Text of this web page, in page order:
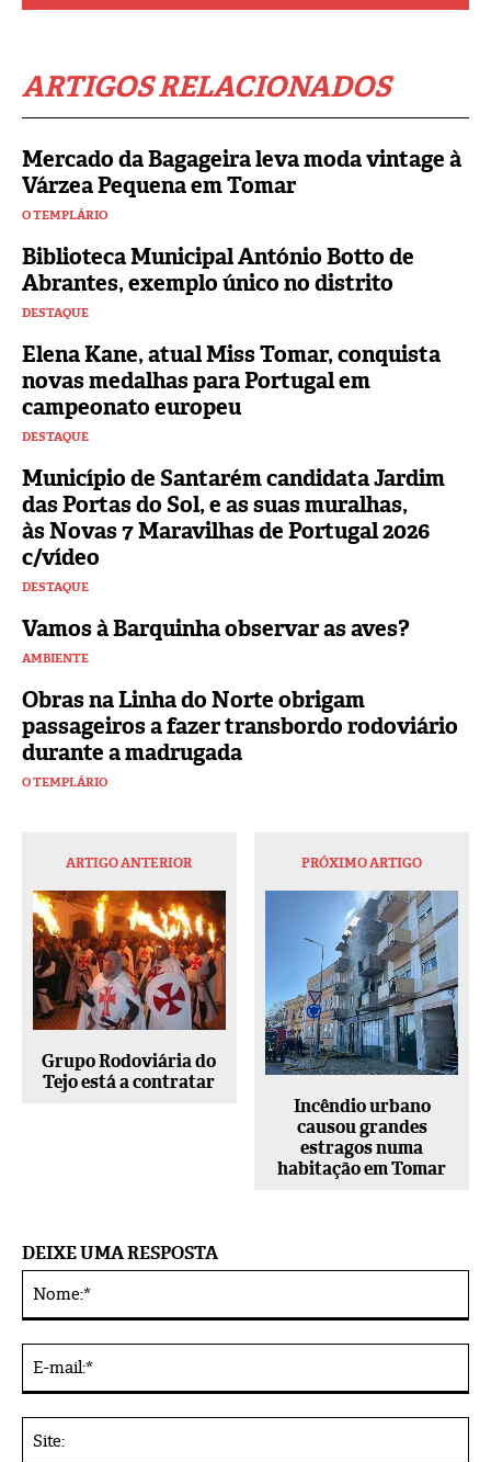
ARTIGOS RELACIONADOS
Mercado da Bagageira leva moda vintage à
Várzea Pequena em Tomar
O TEMPLÁRIO
Biblioteca Municipal António Botto de
Abrantes, exemplo único no distrito
DESTAQUE
Elena Kane, atual Miss Tomar, conquista
novas medalhas para Portugal em
campeonato europeu
DESTAQUE
Município de Santarém candidata Jardim
das Portas do Sol, e as suas muralhas,
às Novas 7 Maravilhas de Portugal 2026
c/vídeo
DESTAQUE
Vamos à Barquinha observar as aves?
AMBIENTE
Obras na Linha do Norte obrigam
passageiros a fazer transbordo rodoviário
durante a madrugada
O TEMPLÁRIO
ARTIGO ANTERIOR
Grupo Rodoviária do
Tejo está a contratar
PRÓXIMO ARTIGO
Incêndio urbano
causou grandes
estragos numa
habitação em Tomar
DEIXE UMA RESPOSTA